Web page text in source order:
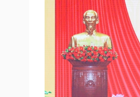
Dinh dưỡng - món ngon
Cây thuốc
Sản phụ khoa
Nhi khoa
Nam khoa
Làm đẹp - giảm cân
Phòng mạch online